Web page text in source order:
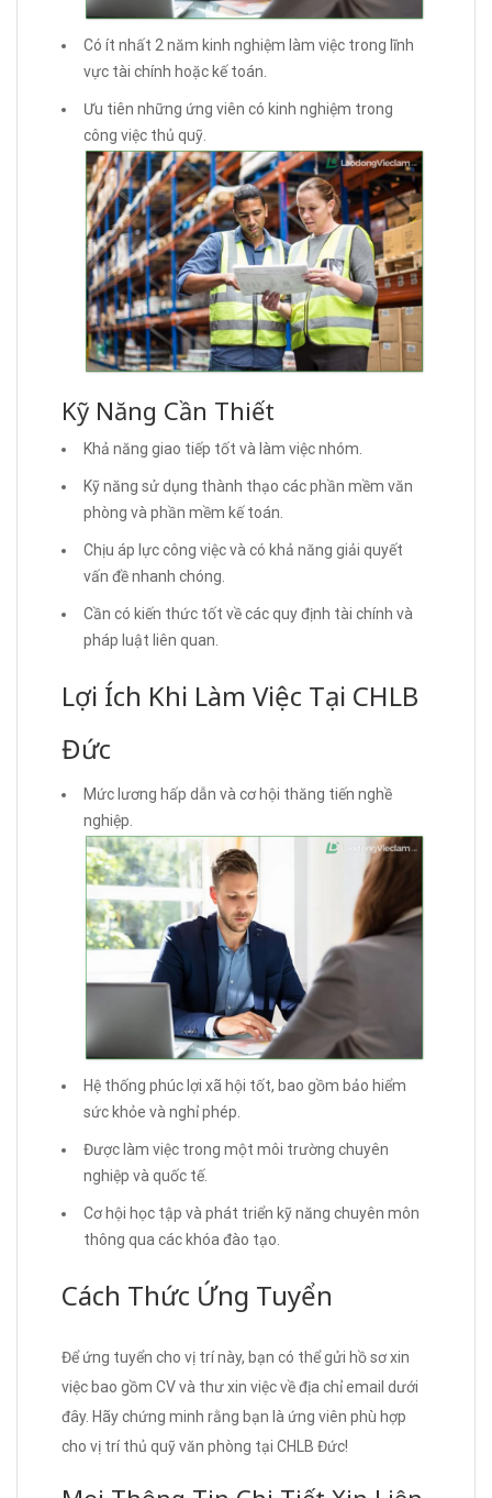
Có ít nhất 2 năm kinh nghiệm làm việc trong lĩnh
vực tài chính hoặc kế toán.
Ưu tiên những ứng viên có kinh nghiệm trong
công việc thủ quỹ.
Kỹ Năng Cần Thiết
Khả năng giao tiếp tốt và làm việc nhóm.
Kỹ năng sử dụng thành thạo các phần mềm văn
phòng và phần mềm kế toán.
Chịu áp lực công việc và có khả năng giải quyết
vấn đề nhanh chóng.
Cần có kiến thức tốt về các quy định tài chính và
pháp luật liên quan.
Lợi Ích Khi Làm Việc Tại CHLB
Đức
Mức lương hấp dẫn và cơ hội thăng tiến nghề
nghiệp.
Hệ thống phúc lợi xã hội tốt, bao gồm bảo hiểm
sức khỏe và nghỉ phép.
Được làm việc trong một môi trường chuyên
nghiệp và quốc tế.
Cơ hội học tập và phát triển kỹ năng chuyên môn
thông qua các khóa đào tạo.
Cách Thức Ứng Tuyển
Để ứng tuyển cho vị trí này, bạn có thể gửi hồ sơ xin
việc bao gồm CV và thư xin việc về địa chỉ email dưới
đây. Hãy chứng minh rằng bạn là ứng viên phù hợp
cho vị trí thủ quỹ văn phòng tại CHLB Đức!